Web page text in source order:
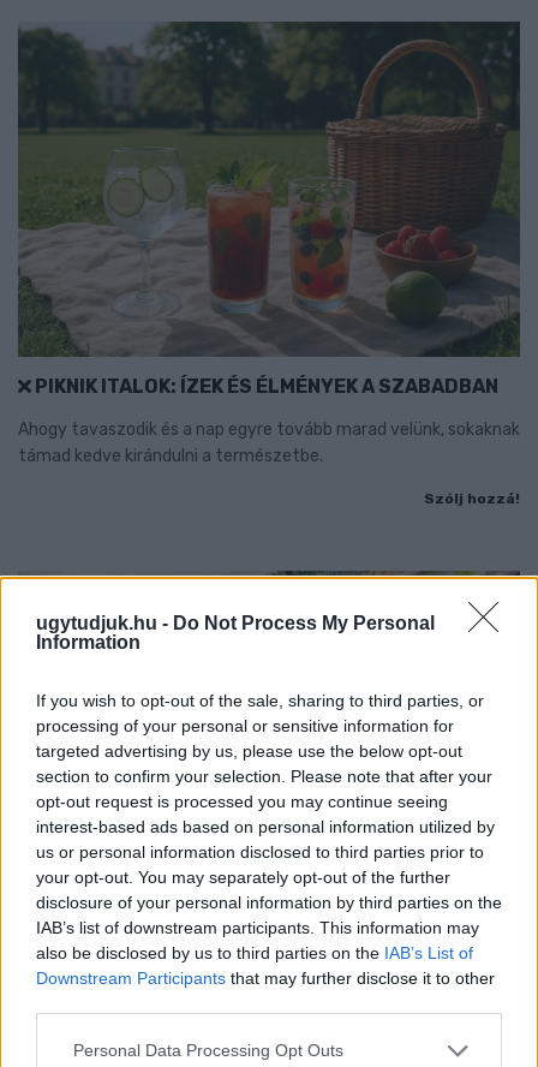
ugytudjuk.hu - Do Not Process My Personal
Information
If you wish to opt-out of the sale, sharing to third parties, or
processing of your personal or sensitive information for
targeted advertising by us, please use the below opt-out
section to confirm your selection. Please note that after your
opt-out request is processed you may continue seeing
interest-based ads based on personal information utilized by
us or personal information disclosed to third parties prior to
your opt-out. You may separately opt-out of the further
disclosure of your personal information by third parties on the
IAB’s list of downstream participants. This information may
also be disclosed by us to third parties on the IAB’s List of
Downstream Participants that may further disclose it to other
Please note that this website/app uses one or more Google
Personal Data Processing Opt Outs
PIKNIK ITALOK: ÍZEK ÉS ÉLMÉNYEK A SZABADBAN
Ahogy tavaszodik és a nap egyre tovább marad velünk, sokaknak
támad kedve kirándulni a természetbe.
Szólj hozzá!
ÖRÖMHÍR: TÍZ ÉVE NEM VOLT ILYEN ALACSONY AZ
INFLÁCIÓ MAGYARORSZÁGON
Júliusban mindössze 1,2 százalékkal emelkedtek éves
összevetésben a fogyasztói árak, miközben az élelmiszerek ára
már csökkent.